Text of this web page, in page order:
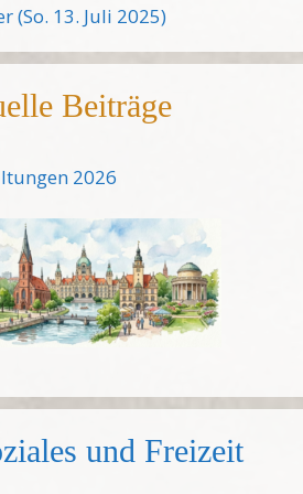
(So. 13. Juli 2025)
Beiträge
2026
und Freizeit